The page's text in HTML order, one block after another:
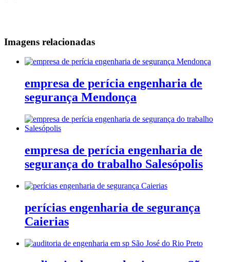
Imagens relacionadas
empresa de perícia engenharia de
segurança Mendonça
empresa de perícia engenharia de
segurança do trabalho Salesópolis
perícias engenharia de segurança
Caierias